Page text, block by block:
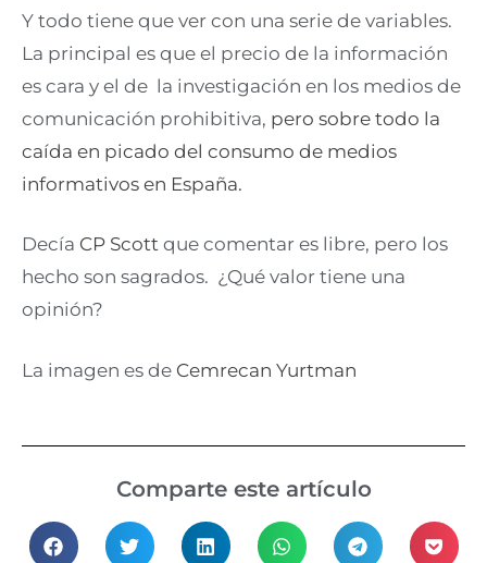
Y todo tiene que ver con una serie de variables.
La principal es que el precio de la información
es cara y el de la investigación en los medios de
comunicación prohibitiva, pero sobre todo la
caída en picado del consumo de medios
informativos en España.
Decía CP Scott que comentar es libre, pero los
hecho son sagrados. ¿Qué valor tiene una
opinión?
La imagen es de Cemrecan Yurtman
Comparte este artículo